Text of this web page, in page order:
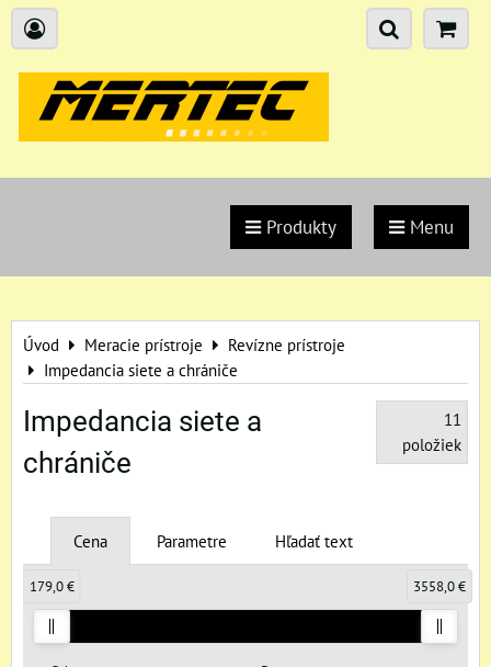
Produkty Menu
Úvod Meracie prístroje
Revízne prístroje
Impedancia siete a chrániče
Impedancia siete a
chrániče
11
položiek
Cena Parametre Hľadať text
179,0 € 3558,0 €